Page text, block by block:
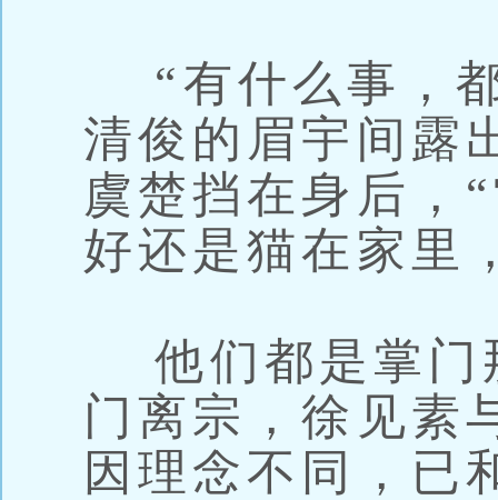
“有什么事，
清俊的眉宇间露
虞楚挡在身后，
好还是猫在家里
他们都是掌门
门离宗，徐见素
因理念不同，已